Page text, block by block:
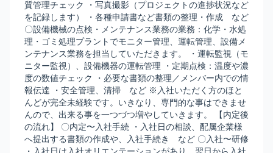
質管理チェック ・写真撮影（プロジェクトの進捗状況など
を記録します） ・各種申請書など書類の整理・作成 など
〇設備機械の点検・メンテナンス業務の業務：化学・水処
理・ゴミ処理プラントでモニター管理、運転管理、設備メ
ンテナンス業務を担当していただきます。 ・運転監視（モ
ニター監視）、設備機器の運転管理 ・定期点検：温度や濃
度の数値チェック ・必要な書類の整理／メンバー内での情
報伝達 ・安全管理、清掃 など ※入社いただく方のほと
んどが完全未経験です。いきなり、専門的な事はできませ
んので、出来る事を一つづつ増やしていきます。 【内定後
の流れ】 〇内定〜入社手続 ・入社日の相談、配属企業様
へ提出する書類の作成や、入社手続き など 〇入社〜研修